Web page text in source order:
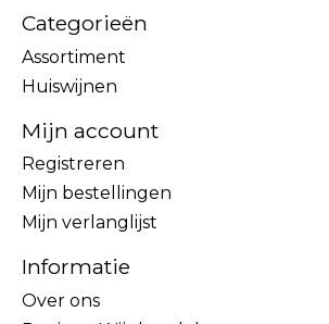
Categorieën
Assortiment
Huiswijnen
Mijn account
Registreren
Mijn bestellingen
Mijn verlanglijst
Informatie
Over ons